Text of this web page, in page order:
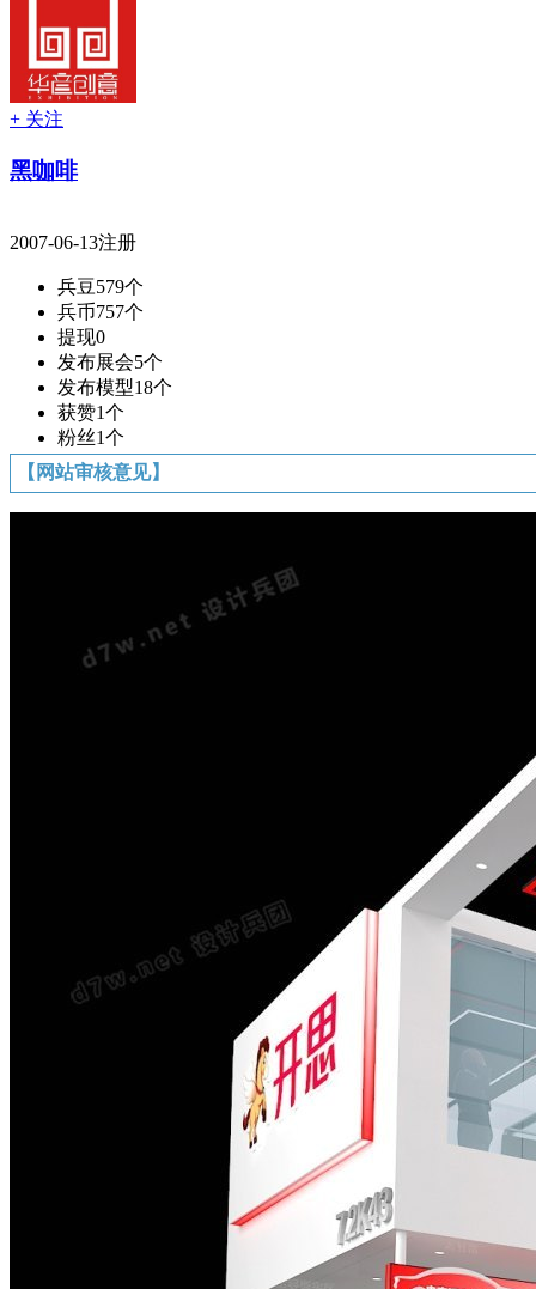
+ 关注
黑咖啡
2007-06-13注册
兵豆579个
兵币757个
提现0
发布展会5个
发布模型18个
获赞1个
粉丝1个
【网站审核意见】